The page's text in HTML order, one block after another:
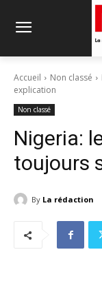
Accueil Non classé
explication
Non classé
Nigeria:
toujours
By La rédaction